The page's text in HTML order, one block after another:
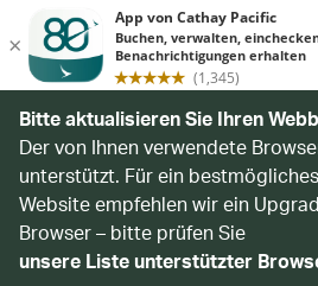
Bitte aktualisieren Sie Ihren
Der von Ihnen verwendete
unterstützt. Für ein
Website empfehlen wir ein
Browser – bitte prüfen Sie
unsere Liste unterstützter